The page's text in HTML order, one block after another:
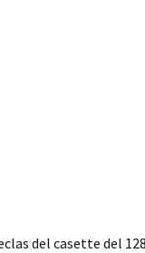
del casette del